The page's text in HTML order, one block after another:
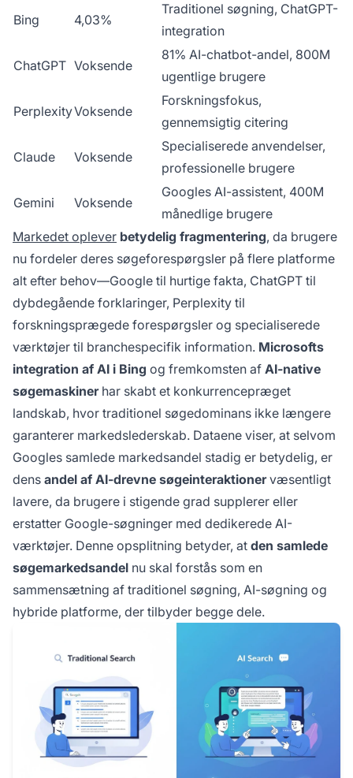
Bing 4,03%
Traditionel søgning, ChatGPT-
integration
ChatGPT Voksende
81% AI-chatbot-andel, 800M
ugentlige brugere
PerplexityVoksende
Forskningsfokus,
gennemsigtig citering
Claude Voksende
Specialiserede anvendelser,
professionelle brugere
Gemini Voksende
Googles AI-assistent, 400M
månedlige brugere
Markedet oplever betydelig fragmentering, da brugere
nu fordeler deres søgeforespørgsler på flere platforme
alt efter behov—Google til hurtige fakta, ChatGPT til
dybdegående forklaringer, Perplexity til
forskningsprægede forespørgsler og specialiserede
værktøjer til branchespecifik information. Microsofts
integration af AI i Bing og fremkomsten af AI-native
søgemaskinerhar skabt et konkurrencepræget
landskab, hvor traditionel søgedominans ikke længere
garanterer markedslederskab. Dataene viser, at selvom
Googles samlede markedsandel stadig er betydelig, er
dens andel af AI-drevne søgeinteraktionervæsentligt
lavere, da brugere i stigende grad supplerer eller
erstatter Google-søgninger med dedikerede AI-
værktøjer. Denne opsplitning betyder, at den samlede
søgemarkedsandel nu skal forstås som en
sammensætning af traditionel søgning, AI-søgning og
hybride platforme, der tilbyder begge dele.